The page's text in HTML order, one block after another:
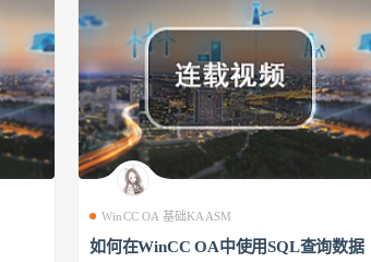
WinCC OA 基础KAASM
如何在WinCC OA中使用SQL查询数据